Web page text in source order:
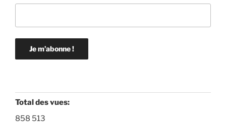
Total des vues:
858 513